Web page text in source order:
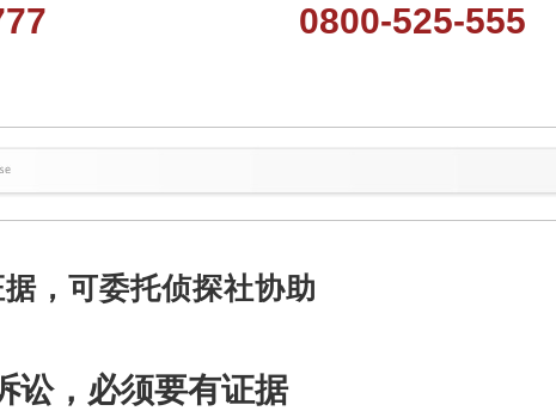
0800-525-555
，可委托侦探社协助
讼，必须要有证据